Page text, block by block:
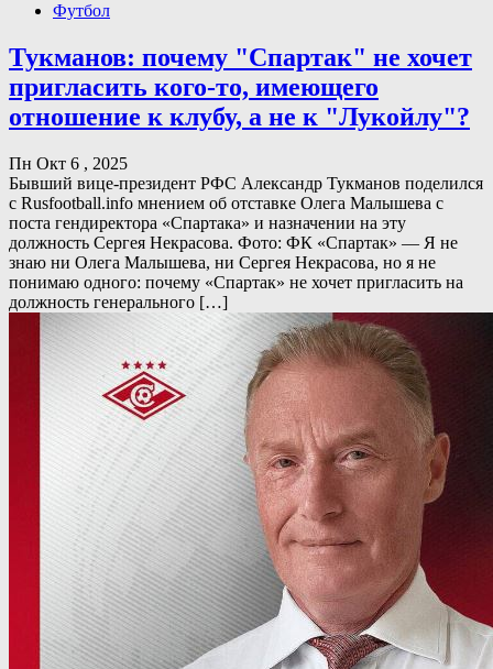
Футбол
Тукманов: почему "Спартак" не хочет
пригласить кого-то, имеющего
отношение к клубу, а не к "Лукойлу"?
Пн Окт 6 , 2025
Бывший вице-президент РФС Александр Тукманов поделился
с Rusfootball.info мнением об отставке Олега Малышева с
поста гендиректора «Спартака» и назначении на эту
должность Сергея Некрасова. Фото: ФК «Спартак» — Я не
знаю ни Олега Малышева, ни Сергея Некрасова, но я не
понимаю одного: почему «Спартак» не хочет пригласить на
должность генерального […]